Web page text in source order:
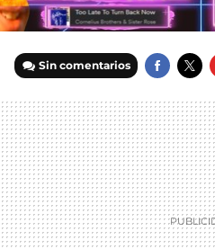
Sin comentarios